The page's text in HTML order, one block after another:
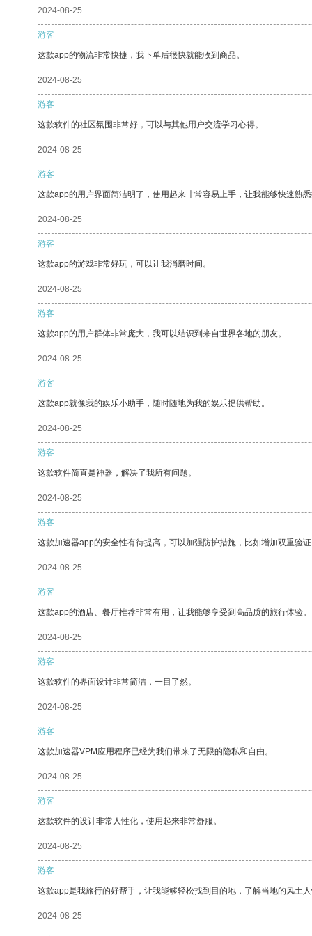
2024-08-25
游客
这款app的物流非常快捷，我下单后很快就能收到商品。
2024-08-25
游客
这款软件的社区氛围非常好，可以与其他用户交流学习心得。
2024-08-25
游客
这款app的用户界面简洁明了，使用起来非常容易上手，让我能够快速熟
2024-08-25
游客
这款app的游戏非常好玩，可以让我消磨时间。
2024-08-25
游客
这款app的用户群体非常庞大，我可以结识到来自世界各地的朋友。
2024-08-25
游客
这款app就像我的娱乐小助手，随时随地为我的娱乐提供帮助。
2024-08-25
游客
这款软件简直是神器，解决了我所有问题。
2024-08-25
游客
这款加速器app的安全性有待提高，可以加强防护措施，比如增加双重验
2024-08-25
游客
这款app的酒店、餐厅推荐非常有用，让我能够享受到高品质的旅行体验。
2024-08-25
游客
这款软件的界面设计非常简洁，一目了然。
2024-08-25
游客
这款加速器VPM应用程序已经为我们带来了无限的隐私和自由。
2024-08-25
游客
这款软件的设计非常人性化，使用起来非常舒服。
2024-08-25
游客
这款app是我旅行的好帮手，让我能够轻松找到目的地，了解当地的风土
2024-08-25